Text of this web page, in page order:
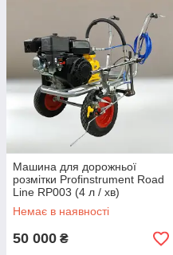
Машина для дорожньої
розмітки Profinstrument Road
Line RP003 (4 л / хв)
Немає в наявності
50 000 ₴